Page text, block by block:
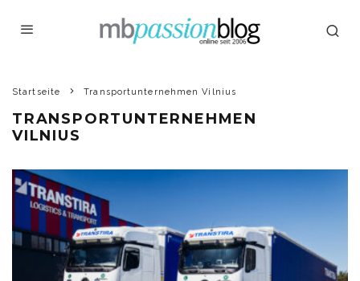
Startseite Transportunternehmen Vilnius
TRANSPORTUNTERNEHMEN
VILNIUS